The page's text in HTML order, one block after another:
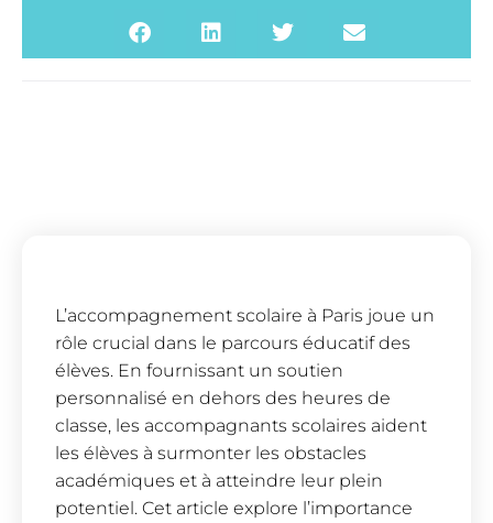
L’accompagnement scolaire à Paris joue un
rôle crucial dans le parcours éducatif des
élèves. En fournissant un soutien
personnalisé en dehors des heures de
classe, les accompagnants scolaires aident
les élèves à surmonter les obstacles
académiques et à atteindre leur plein
potentiel. Cet article explore l’importance